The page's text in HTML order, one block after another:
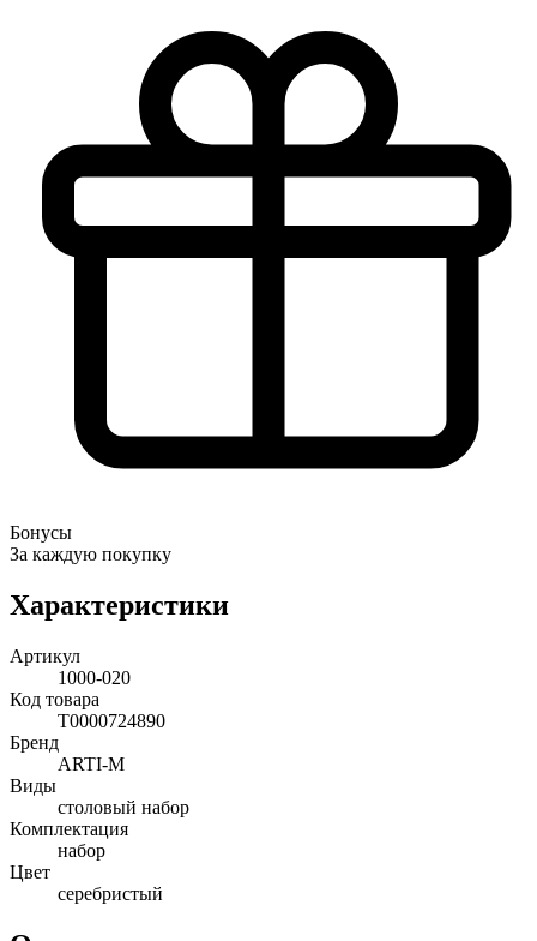
Бонусы
За каждую покупку
Характеристики
Артикул
1000-020
Код товара
Т0000724890
Бренд
ARTI-M
Виды
столовый набор
Комплектация
набор
Цвет
серебристый